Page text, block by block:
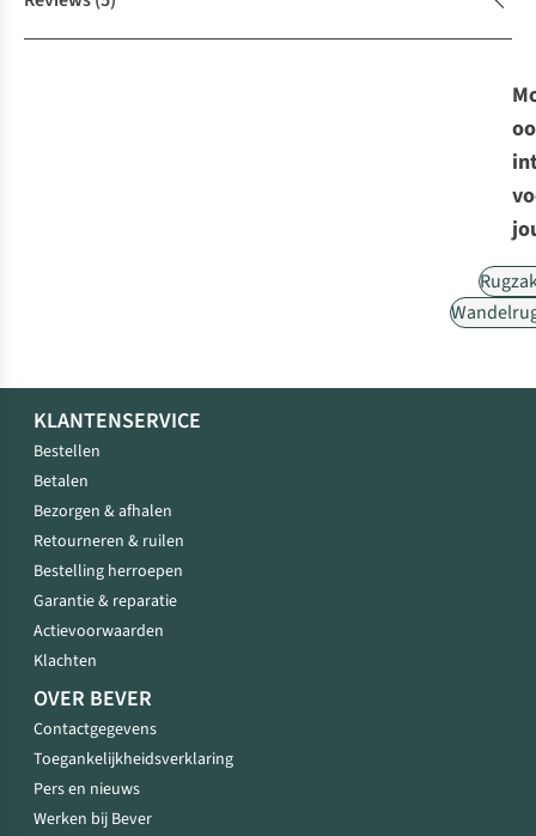
KLANTENSERVICE
Bestellen
Betalen
Bezorgen & afhalen
Retourneren & ruilen
Bestelling herroepen
Garantie & reparatie
Actievoorwaarden
Klachten
OVER BEVER
Contactgegevens
Toegankelijkheidsverklaring
Pers en nieuws
Werken bij Bever